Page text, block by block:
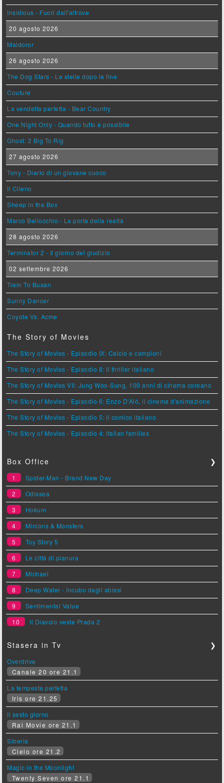
Insidious - Fuori dall'altrove
20 agosto 2026
Maldoror
26 agosto 2026
The Dog Stars - Le stelle dopo la fine
Couture
La vendetta perfetta - Bear Country
One Night Only - Quando tutto è possibile
Ghost: 2 Big To Rig
27 agosto 2026
Tony - Diario di un giovane cuoco
Il Cileno
Sheep in the Box
Marco Bellocchio - La porta della realtà
28 agosto 2026
Terminator 2 - Il giorno del giudizio
02 settembre 2026
Train To Busan
Sunny Dancer
Coyote Vs. Acme
The Story of Movies
The Story of Movies - Episodio IX: Calcio e campioni
The Story of Movies - Episodio 8: Il thriller italiano
The Story of Movies VII: Jung Woo-Sung, 100 anni di cinema coreano
The Story of Movies - Episodio 6: Enzo D'Alò, il cinema d'animazione
The Story of Movies - Episodio 5: Il comico italiano
The Story of Movies - Episodio 4: Italian families
Box Office ❯
1
Spider-Man - Brand New Day
2
Odissea
3
Hokum
4
Minions & Monsters
5
Toy Story 5
6
Le città di pianura
7
Michael
8
Deep Water - Incubo dagli abissi
9
Sentimental Value
10
Il Diavolo veste Prada 2
Stasera in Tv ❯
Overdrive
Canale 20 ore 21.1
La tempesta perfetta
Iris ore 21.25
Il sesto giorno
Rai Movie ore 21.1
Siberia
Cielo ore 21.2
Magic in the Moonlight
Twenty Seven ore 21.1